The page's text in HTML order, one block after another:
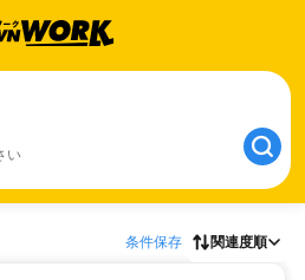
い
条件保存 関連度順